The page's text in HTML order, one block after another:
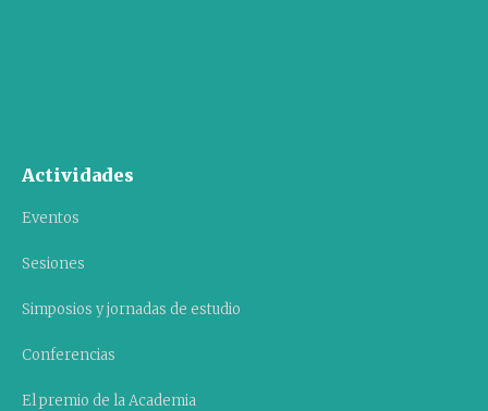
Actividades
Eventos
Sesiones
Simposios y jornadas de estudio
Conferencias
El premio de la Academia